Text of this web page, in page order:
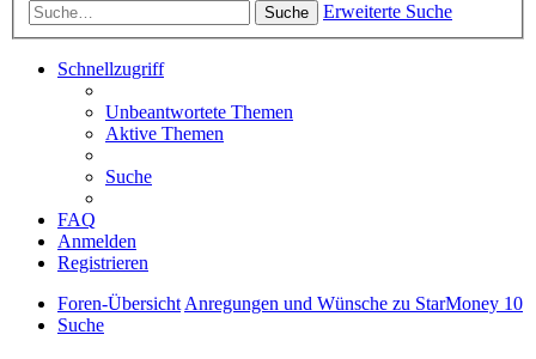
Suche Erweiterte Suche
Schnellzugriff
Unbeantwortete Themen
Aktive Themen
Suche
FAQ
Anmelden
Registrieren
Foren-ÜbersichtAnregungen und Wünsche zu StarMoney 10
Suche